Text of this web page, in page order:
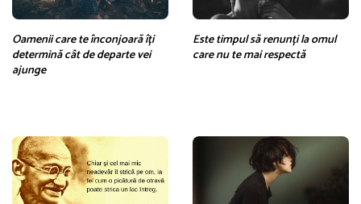
Oamenii care te înconjoară îți
determină cât de departe vei
ajunge
Este timpul să renunți la omul
care nu te mai respectă